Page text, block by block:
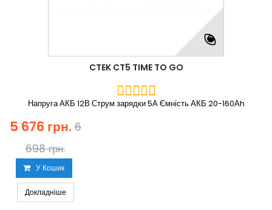
CTEK CT5 TIME TO GO
Напруга АКБ 12В Струм зарядки 5А Ємність АКБ 20-160Аh
5 676 грн. 6
698 грн.
У Кошик
Докладніше